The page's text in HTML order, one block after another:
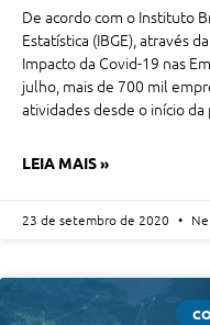
De acordo com o Instituto
Estatística (IBGE), através
Impacto da Covid-19 nas
julho, mais de 700 mil
atividades desde o início da
LEIA MAIS »
23 de setembro de 2020